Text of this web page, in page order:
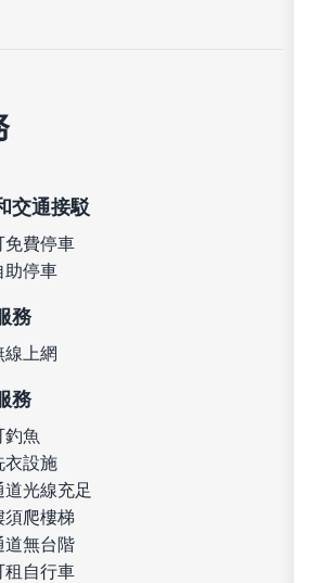
交通接駁
免費停車
助停車
務
線上網
務
釣魚
衣設施
道光線充足
須爬樓梯
道無台階
租自行車